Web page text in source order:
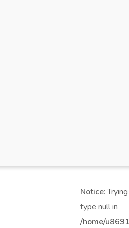
Notice:
type null in
/home/